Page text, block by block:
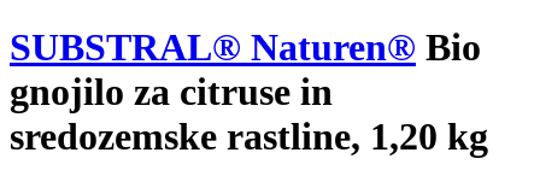
SUBSTRAL® Naturen® Bio
gnojilo za citruse in
sredozemske rastline, 1,20 kg